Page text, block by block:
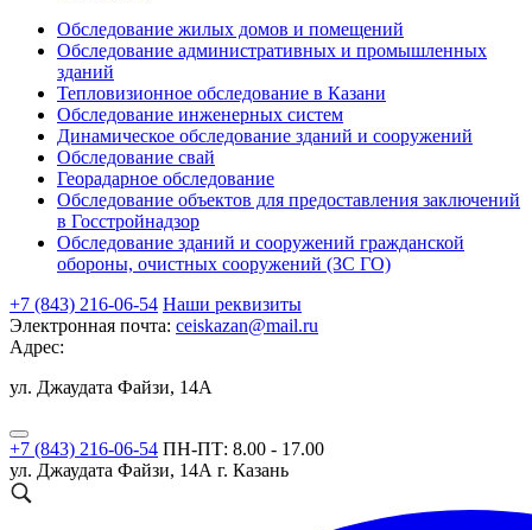
Обследование жилых домов и помещений
Обследование административных и промышленных
зданий
Тепловизионное обследование в Казани
Обследование инженерных систем
Динамическое обследование зданий и сооружений
Обследование свай
Георадарное обследование
Обследование объектов для предоставления заключений
в Госстройнадзор
Обследование зданий и сооружений гражданской
обороны, очистных сооружений (ЗС ГО)
+7 (843) 216-06-54 Наши реквизиты
Электронная почта: ceiskazan@mail.ru
Адрес:
ул. Джаудата Файзи, 14А
+7 (843) 216-06-54 ПН-ПТ: 8.00 - 17.00
ул. Джаудата Файзи, 14А г. Казань